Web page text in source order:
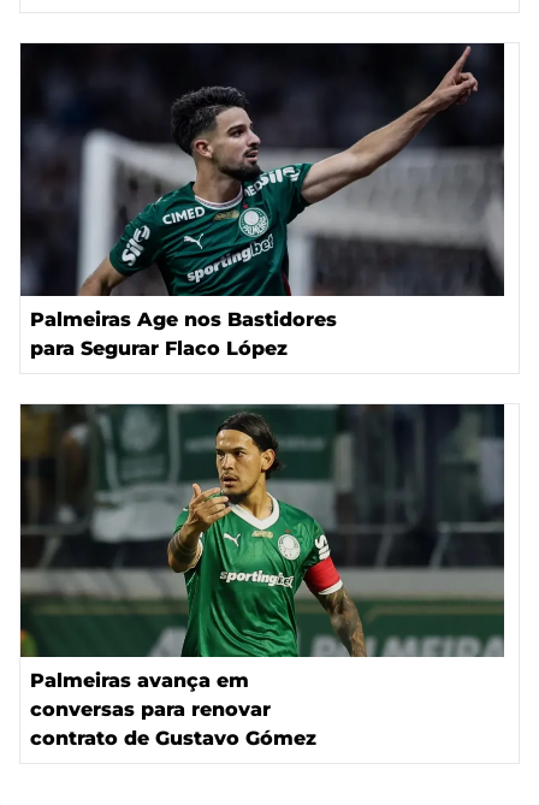
Palmeiras Age nos Bastidores
para Segurar Flaco López
Palmeiras avança em
conversas para renovar
contrato de Gustavo Gómez